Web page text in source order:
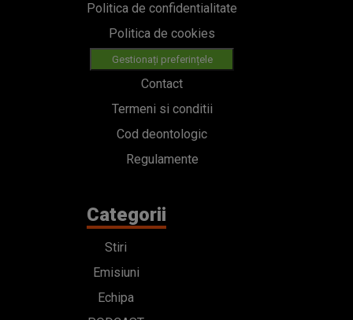
Politica de confidentialitate
Politica de cookies
Gestionați preferințele
Contact
Termeni si conditii
Cod deontologic
Regulamente
Categorii
Stiri
Emisiuni
Echipa